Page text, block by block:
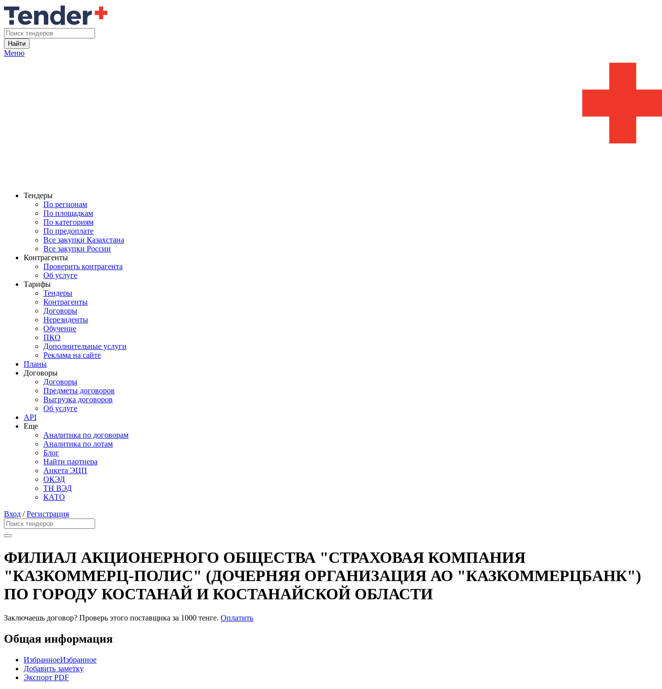
Найти
Меню
Тендеры
По регионам
По площадкам
По категориям
По предоплате
Все закупки Казахстана
Все закупки России
Контрагенты
Проверить контрагента
Об услуге
Тарифы
Тендеры
Контрагенты
Договоры
Нерезиденты
Обучение
ПКО
Дополнительные услуги
Реклама на сайте
Планы
Договоры
Договоры
Предметы договоров
Выгрузка договоров
Об услуге
API
Еще
Аналитика по договорам
Аналитика по лотам
Блог
Найти партнера
Анкета ЭЦП
ОКЭД
ТН ВЭД
КАТО
Вход /Регистрация
ФИЛИАЛ АКЦИОНЕРНОГО ОБЩЕСТВА "СТРАХОВАЯ КОМПАНИЯ
"КАЗКОММЕРЦ-ПОЛИС" (ДОЧЕРНЯЯ ОРГАНИЗАЦИЯ АО "КАЗКОММЕРЦБАНК")
ПО ГОРОДУ КОСТАНАЙ И КОСТАНАЙСКОЙ ОБЛАСТИ
Заключаешь договор? Проверь этого поставщика за 1000 тенге. Оплатить
Общая информация
ИзбранноеИзбранное
Добавить заметку
Экспорт PDF